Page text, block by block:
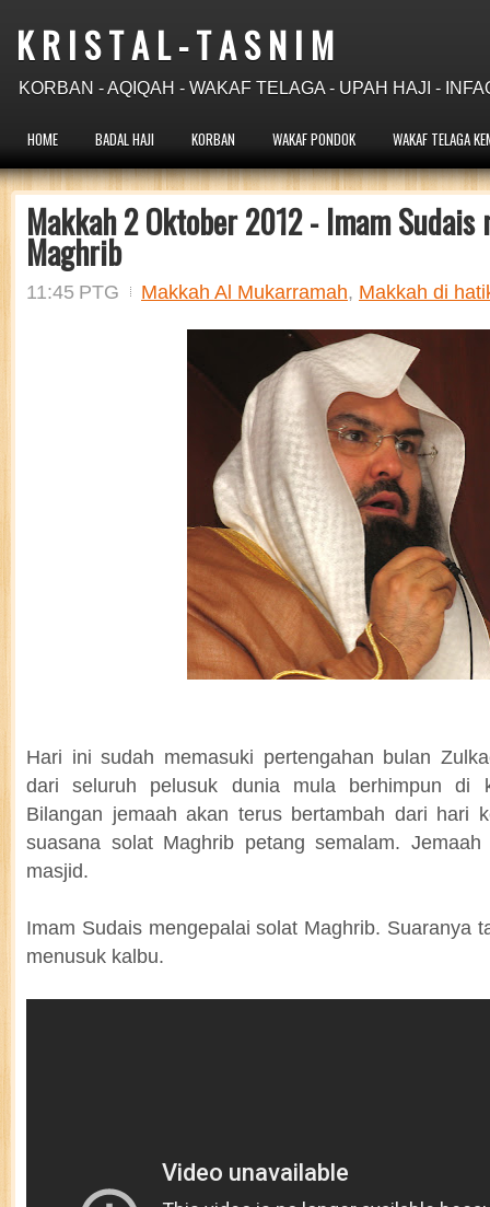
K R I S T A L - T A S N I M
KORBAN - AQIQAH - WAKAF TELAGA - UPAH HAJI -
HOME BADAL HAJI KORBAN WAKAF PONDOK WAKAF TELAGA
Makkah 2 Oktober 2012 - Imam
Maghrib
11:45 PTG Makkah Al Mukarramah, Makkah di
Hari ini sudah memasuki pertengahan bulan
dari seluruh pelusuk dunia mula berhimpun di
Bilangan jemaah akan terus bertambah dari hari
suasana solat Maghrib petang semalam.
masjid.
Imam Sudais mengepalai solat Maghrib. Suaranya
menusuk kalbu.